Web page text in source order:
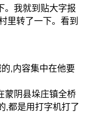
。我就到贴大字报
里转了一下。看到
,内容集中在他要
蒙阴县垛庄镇全桥
,都是用打字机打了